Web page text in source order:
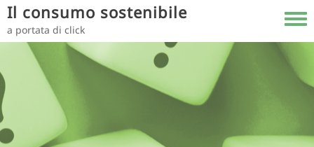
Salta al contenuto principale
Il consumo sostenibile
a portata di click